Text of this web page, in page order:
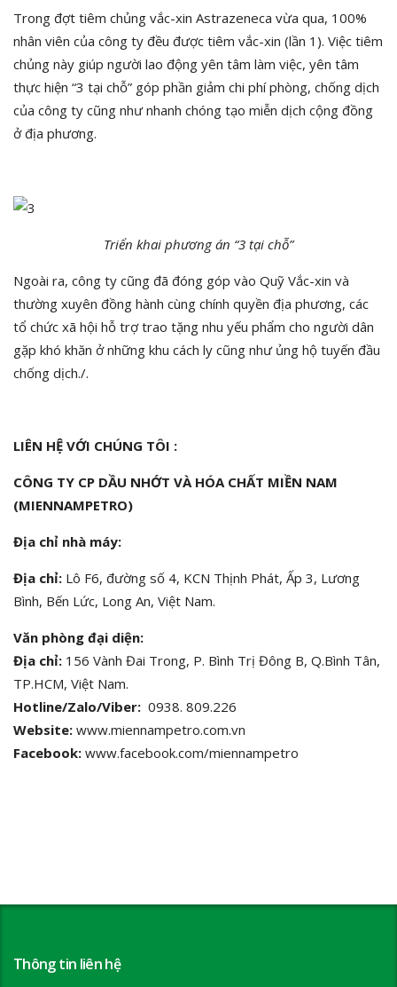
Trong đợt tiêm chủng vắc-xin Astrazeneca vừa qua, 100%
nhân viên của công ty đều được tiêm vắc-xin (lần 1). Việc tiêm
chủng này giúp người lao động yên tâm làm việc, yên tâm
thực hiện “3 tại chỗ” góp phần giảm chi phí phòng, chống dịch
của công ty cũng như nhanh chóng tạo miễn dịch cộng đồng
ở địa phương.
Triển khai phương án “3 tại chỗ”
Ngoài ra, công ty cũng đã đóng góp vào Quỹ Vắc-xin và
thường xuyên đồng hành cùng chính quyền địa phương, các
tổ chức xã hội hỗ trợ trao tặng nhu yếu phẩm cho người dân
gặp khó khăn ở những khu cách ly cũng như ủng hộ tuyến đầu
chống dịch./.
LIÊN HỆ VỚI CHÚNG TÔI :
CÔNG TY CP DẦU NHỚT VÀ HÓA CHẤT MIỀN NAM
(MIENNAMPETRO)
Địa chỉ nhà máy:
Địa chỉ: Lô F6, đường số 4, KCN Thịnh Phát, Ấp 3, Lương
Bình, Bến Lức, Long An, Việt Nam.
Văn phòng đại diện:
Địa chỉ: 156 Vành Đai Trong, P. Bình Trị Đông B, Q.Bình Tân,
TP.HCM, Việt Nam.
Hotline/Zalo/Viber: 0938. 809.226
Website: www.miennampetro.com.vn
Facebook: www.facebook.com/miennampetro
Thông tin liên hệ